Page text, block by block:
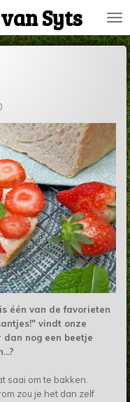
Syts
één van de favorieten
vindt onze
nog een beetje
saai om te bakken.
zou je het dan zelf